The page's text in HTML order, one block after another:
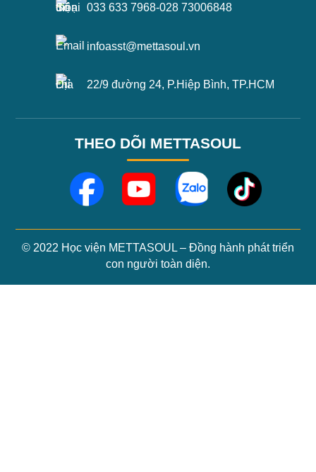
033 633 7968-028 73006848
infoasst@mettasoul.vn
22/9 đường 24, P.Hiệp Bình, TP.HCM
THEO DÕI METTASOUL
© 2022 Học viện METTASOUL – Đồng hành phát triển
con người toàn diện.